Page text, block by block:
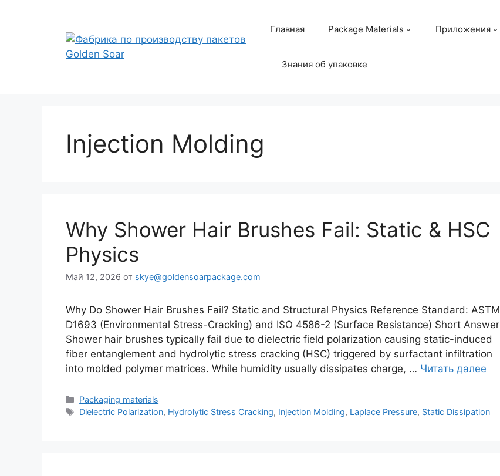
содержимому
Главная Package Materials Приложения
Знания об упаковке
Injection Molding
Why Shower Hair Brushes Fail: Static & HSC
Physics
Май 12, 2026 от skye@goldensoarpackage.com
Why Do Shower Hair Brushes Fail? Static and Structural Physics Reference Standard: ASTM
D1693 (Environmental Stress-Cracking) and ISO 4586-2 (Surface Resistance) Short Answer
Shower hair brushes typically fail due to dielectric field polarization causing static-induced
fiber entanglement and hydrolytic stress cracking (HSC) triggered by surfactant infiltration
into molded polymer matrices. While humidity usually dissipates charge, … Читать далее
Рубрики
Packaging materials
Метки
Dielectric Polarization, Hydrolytic Stress Cracking, Injection Molding, Laplace Pressure, Static Dissipation